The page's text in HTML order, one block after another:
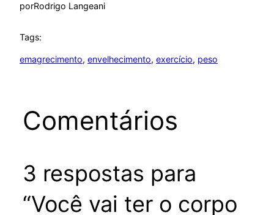
porRodrigo Langeani
Tags:
emagrecimento, envelhecimento, exercício, peso
Comentários
3 respostas para
“Você vai ter o corpo